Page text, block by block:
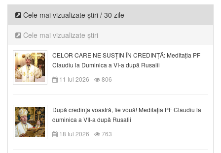
Cele mai vizualizate știri / 30 zile
Cele mai vizualizate știri
CELOR CARE NE SUSȚIN ÎN CREDINȚĂ: Meditația PF
Claudiu la Duminica a VI-a după Rusalii
11 Iul 2026
806
După credinţa voastră, fie vouă! Meditația PF Claudiu la
duminica a VII-a după Rusalii
18 Iul 2026
763